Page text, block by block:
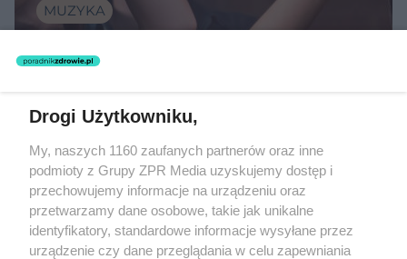
MUZYKA
"ESKA Hity na Czasie" – playlista,
Drogi Użytkowniku,
My, naszych 1160 zaufanych partnerów oraz inne
podmioty z Grupy ZPR Media uzyskujemy dostęp i
przechowujemy informacje na urządzeniu oraz
przetwarzamy dane osobowe, takie jak unikalne
identyfikatory, standardowe informacje wysyłane przez
urządzenie czy dane przeglądania w celu zapewniania